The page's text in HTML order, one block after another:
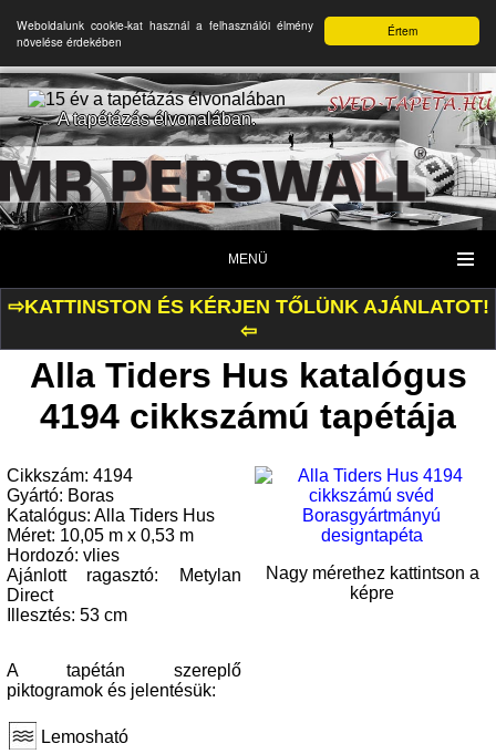
Értem
Weboldalunk cookie-kat használ a felhasználói élmény
növelése érdekében
A tapétázás élvonalában.
MENÜ
⇨KATTINSTON ÉS KÉRJEN TŐLÜNK AJÁNLATOT!
⇦
Alla Tiders Hus katalógus
4194 cikkszámú tapétája
Cikkszám: 4194
Gyártó: Boras
Katalógus: Alla Tiders Hus
Méret: 10,05 m x 0,53 m
Hordozó: vlies
Ajánlott ragasztó: Metylan
Direct
Illesztés: 53 cm
A tapétán szereplő
piktogramok és jelentésük:
Lemosható
Nagy mérethez kattintson a
képre